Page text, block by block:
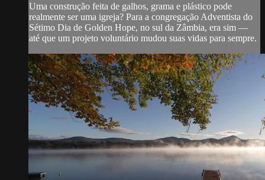
Uma construção feita de galhos, grama e plástico pode
realmente ser uma igreja? Para a congregação Adventista do
Sétimo Dia de Golden Hope, no sul da Zâmbia, era sim —
até que um projeto voluntário mudou suas vidas para sempre.